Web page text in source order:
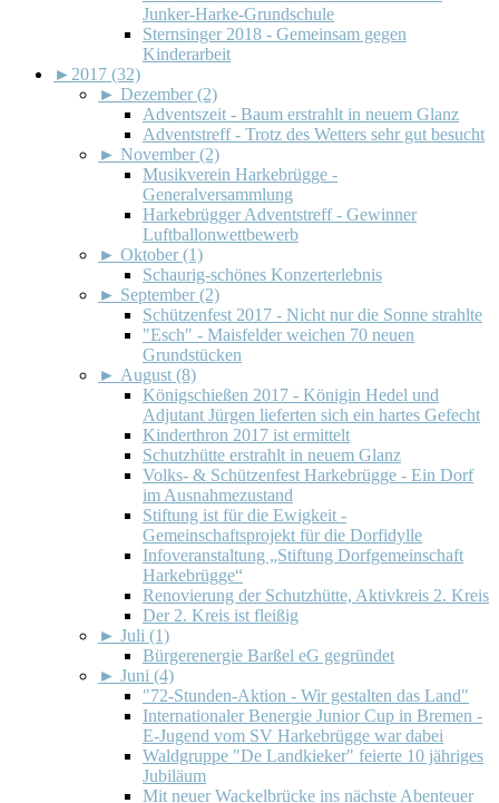
Junker-Harke-Grundschule
Sternsinger 2018 - Gemeinsam gegen
Kinderarbeit
► 2017 (32)
► Dezember (2)
Adventszeit - Baum erstrahlt in neuem Glanz
Adventstreff - Trotz des Wetters sehr gut besucht
► November (2)
Musikverein Harkebrügge -
Generalversammlung
Harkebrügger Adventstreff - Gewinner
Luftballonwettbewerb
► Oktober (1)
Schaurig-schönes Konzerterlebnis
► September (2)
Schützenfest 2017 - Nicht nur die Sonne strahlte
"Esch" - Maisfelder weichen 70 neuen
Grundstücken
► August (8)
Königschießen 2017 - Königin Hedel und
Adjutant Jürgen lieferten sich ein hartes Gefecht
Kinderthron 2017 ist ermittelt
Schutzhütte erstrahlt in neuem Glanz
Volks- & Schützenfest Harkebrügge - Ein Dorf
im Ausnahmezustand
Stiftung ist für die Ewigkeit -
Gemeinschaftsprojekt für die Dorfidylle
Infoveranstaltung „Stiftung Dorfgemeinschaft
Harkebrügge“
Renovierung der Schutzhütte, Aktivkreis 2. Kreis
Der 2. Kreis ist fleißig
► Juli (1)
Bürgerenergie Barßel eG gegründet
► Juni (4)
"72-Stunden-Aktion - Wir gestalten das Land"
Internationaler Benergie Junior Cup in Bremen -
E-Jugend vom SV Harkebrügge war dabei
Waldgruppe "De Landkieker" feierte 10 jähriges
Jubiläum
Mit neuer Wackelbrücke ins nächste Abenteuer